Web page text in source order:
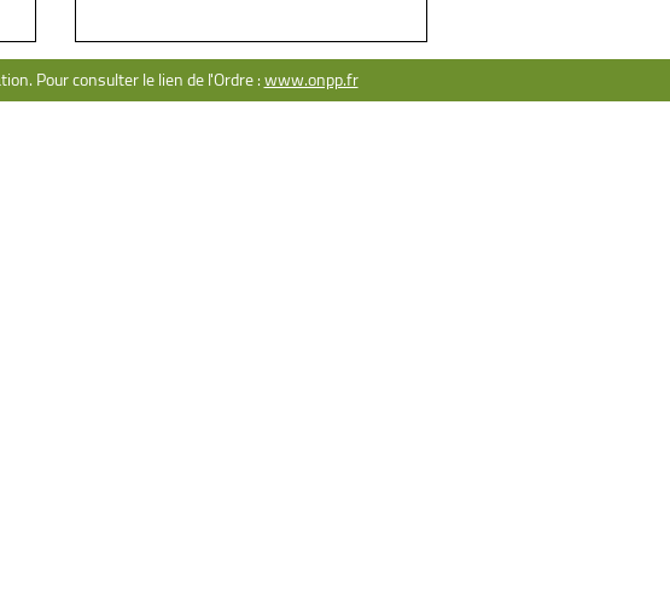
Pour consulter le lien de l'Ordre :www.onpp.fr